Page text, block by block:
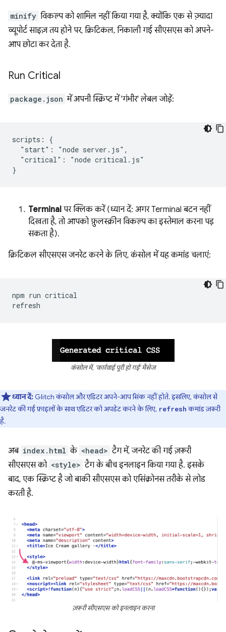
minify विकल्प को शामिल नहीं किया गया है, क्योंकि एक से ज़्यादा
व्यूपोर्ट साइज़ तय होने पर, क्रिटिकल, निकाली गई सीएसएस को अपने-
आप छोटा कर देता है.
Run Critical
package.json में अपनी स्क्रिप्ट में 'गंभीर' लेबल जोड़ें:
scripts: {
  "start": "node server.js",
  "critical": "node critical.js"
Terminal पर क्लिक करें (ध्यान दें: अगर Terminal बटन नहीं
दिखता है, तो आपको फ़ुलस्क्रीन विकल्प का इस्तेमाल करना पड़
सकता है).
क्रिटिकल सीएसएस जनरेट करने के लिए, कंसोल में यह कमांड चलाएं:
npm run critical
कंसोल में, 'कार्रवाई पूरी हो गई' मैसेज
ध्यान दें: Glitch कंसोल और एडिटर अपने-आप सिंक नहीं होते. इसलिए, कंसोल से
जनरेट की गई फ़ाइलों के साथ एडिटर को अपडेट करने के लिए, refreshकमांड ज़रूरी
है.
अब index.html के <head> टैग में, जनरेट की गई ज़रूरी
सीएसएस को <style> टैग के बीच इनलाइन किया गया है. इसके
बाद, एक स्क्रिप्ट है जो बाकी सीएसएस को एसिंक्रोनस तरीके से लोड
करती है.
ज़रूरी सीएसएस को इनलाइन करना